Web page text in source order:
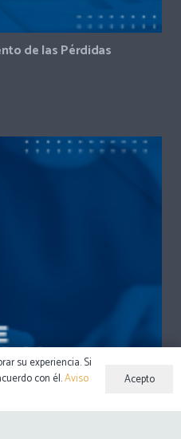
de las Pérdidas
su experiencia. Si
con él.Aviso
Acepto